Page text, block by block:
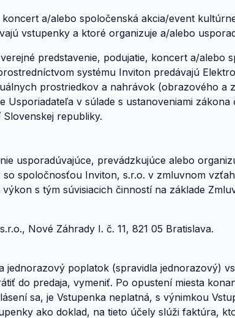
a/alebo spoločenská akcia/event
vstupenky a ktoré organizuje a/alebo
predstavenie, podujatie, koncert a/alebo
systému Inviton predávajú
prostriedkov a nahrávok (obrazového a
v súlade s ustanoveniami
republiky.
usporadúvajúce, prevádzkujúce alebo
spoločnosťou Inviton, s.r.o. v zmluvnom
s tým súvisiacich činností na základe
Nové Záhrady I. č. 11, 821 05 Bratislava.
jednorazový poplatok (spravidla jednorazový)
do predaja, vymeniť. Po opustení miesta
sa, je Vstupenka neplatná, s výnimkou
ako doklad, na tieto účely slúži faktúra,